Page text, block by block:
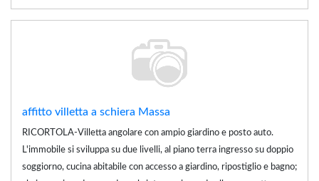
affitto villetta a schiera Massa
RICORTOLA-Villetta angolare con ampio giardino e posto auto.
L'immobile si sviluppa su due livelli, al piano terra ingresso su doppio
soggiorno, cucina abitabile con accesso a giardino, ripostiglio e bagno;